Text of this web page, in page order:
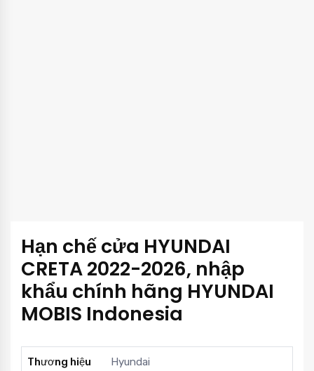
Hạn chế cửa HYUNDAI
CRETA 2022-2026, nhập
khẩu chính hãng HYUNDAI
MOBIS Indonesia
Thương hiệu Hyundai